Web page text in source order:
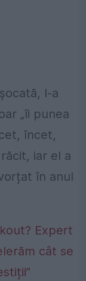
l-a
„îi punea
încet,
iar el a
în anul
Expert
cât se